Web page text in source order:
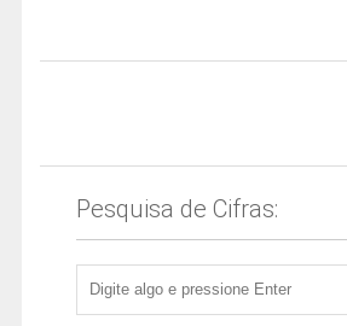
Pesquisa de Cifras: